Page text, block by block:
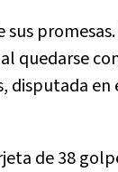
promesas.
quedarse
disputada
de 38